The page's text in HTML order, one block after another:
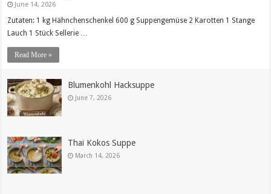
June 14, 2026
Zutaten: 1 kg Hähnchenschenkel 600 g Suppengemüse 2 Karotten 1 Stange
Lauch 1 Stück Sellerie …
Read More »
Blumenkohl Hacksuppe
June 7, 2026
Thai Kokos Suppe
March 14, 2026